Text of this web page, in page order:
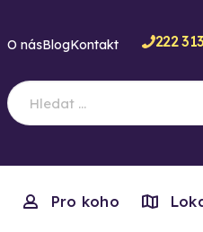
O násBlogKontakt 222
Pro koho